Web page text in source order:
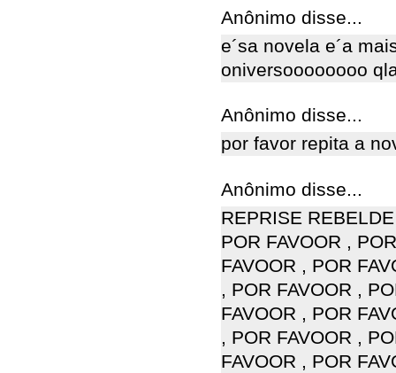
Anônimo disse...
e´sa novela e´a
oniversoooooooo
Anônimo disse...
por favor repita a
Anônimo disse...
REPRISE
POR FAVOOR ,
FAVOOR , POR
, POR FAVOOR ,
FAVOOR , POR
, POR FAVOOR ,
FAVOOR , POR